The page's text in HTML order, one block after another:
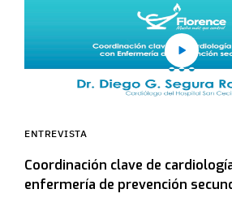
ENTREVISTA
Coordinación clave de
enfermería de prevención